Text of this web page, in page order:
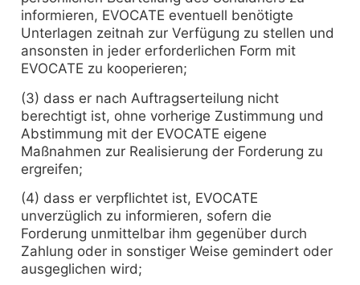
informieren, EVOCATE eventuell benötigte
Unterlagen zeitnah zur Verfügung zu stellen und
ansonsten in jeder erforderlichen Form mit
EVOCATE zu kooperieren;
(3) dass er nach Auftragserteilung nicht
berechtigt ist, ohne vorherige Zustimmung und
Abstimmung mit der EVOCATE eigene
Maßnahmen zur Realisierung der Forderung zu
ergreifen;
(4) dass er verpflichtet ist, EVOCATE
unverzüglich zu informieren, sofern die
Forderung unmittelbar ihm gegenüber durch
Zahlung oder in sonstiger Weise gemindert oder
ausgeglichen wird;